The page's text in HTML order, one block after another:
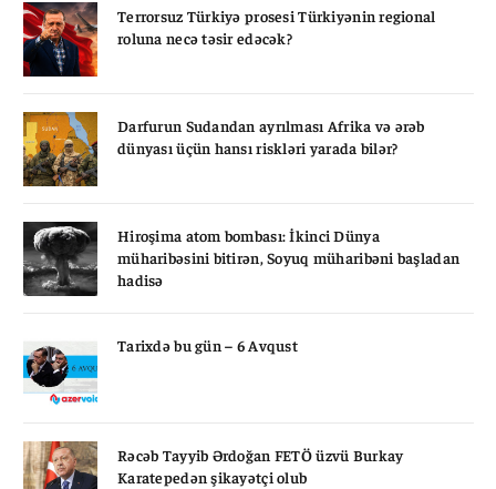
Terrorsuz Türkiyə prosesi Türkiyənin regional
roluna necə təsir edəcək?
Darfurun Sudandan ayrılması Afrika və ərəb
dünyası üçün hansı riskləri yarada bilər?
Hiroşima atom bombası: İkinci Dünya
müharibəsini bitirən, Soyuq müharibəni başladan
hadisə
Tarixdə bu gün – 6 Avqust
Rəcəb Tayyib Ərdoğan FETÖ üzvü Burkay
Karatepedən şikayətçi olub